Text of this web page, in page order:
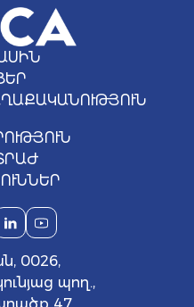
0026,
պող.,